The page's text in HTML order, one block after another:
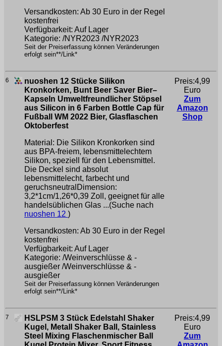
Versandkosten: Ab 30 Euro in der Regel
kostenfrei
Verfügbarkeit: Auf Lager
Kategorie: /NYR2023 /NYR2023
Seit der Preiserfassung können Veränderungen
erfolgt sein**/Link*
6
nuoshen 12 Stücke Silikon
Kronkorken, Bunt Beer Saver Bier–
Kapseln Umweltfreundlicher Stöpsel
aus Silicon in 6 Farben Bottle Cap für
Fußball WM 2022 Bier, Glasflaschen
Oktoberfest
Material: Die Silikon Kronkorken sind
aus BPA-freiem, lebensmittelechtem
Silikon, speziell für den Lebensmittel.
Die Deckel sind absolut
lebensmittelecht, farbecht und
geruchsneutralDimension:
3,2*1cm/1,26*0,39 Zoll, geeignet für alle
handelsüblichen Glas ...(Suche nach
nuoshen 12 )
Versandkosten: Ab 30 Euro in der Regel
kostenfrei
Verfügbarkeit: Auf Lager
Kategorie: /Weinverschlüsse & -
ausgießer /Weinverschlüsse & -
ausgießer
Seit der Preiserfassung können Veränderungen
erfolgt sein**/Link*
Preis:4,99
Euro
Zum
Amazon
Shop
7
HSLPSM 3 Stück Edelstahl Shaker
Kugel, Metall Shaker Ball, Stainless
Steel Mixing Flaschenmischer Ball
Preis:4,99
Euro
Zum